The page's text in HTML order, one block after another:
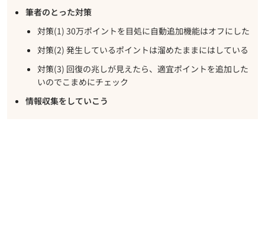
筆者のとった対策
対策(1) 30万ポイントを目処に自動追加機能はオフにした
対策(2) 発生しているポイントは溜めたままにはしている
対策(3) 回復の兆しが見えたら、適宜ポイントを追加した
いのでこまめにチェック
情報収集をしていこう